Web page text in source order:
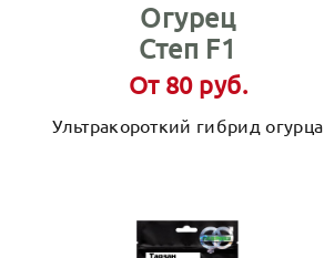
Огурец
Степ F1
От 80 руб.
Ультракороткий гибрид огурца